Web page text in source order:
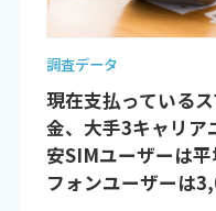
調査データ
現在支払っている
金、大手3キャリ
安SIMユーザーは
フォンユーザーは